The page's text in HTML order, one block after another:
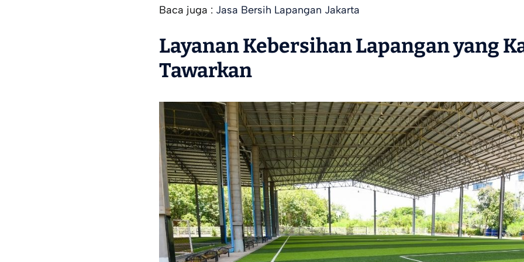
Baca juga : Jasa Bersih Lapangan Jakarta
Layanan Kebersihan Lapangan yang
Tawarkan